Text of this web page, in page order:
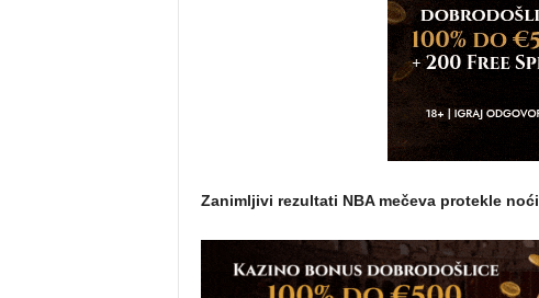
Zanimljivi rezultati NBA mečeva protekle noći